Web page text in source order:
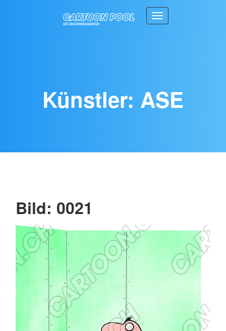
Toggle navigation
Künstler: ASE
Bild: 0021